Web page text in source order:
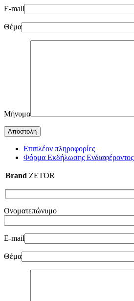
E-mail
Θέμα
Μήνυμα
Επιπλέον πληροφορίες
Φόρμα Εκδήλωσης Ενδιαφέροντος
Brand ZETOR
Ονοματεπώνυμο
E-mail
Θέμα